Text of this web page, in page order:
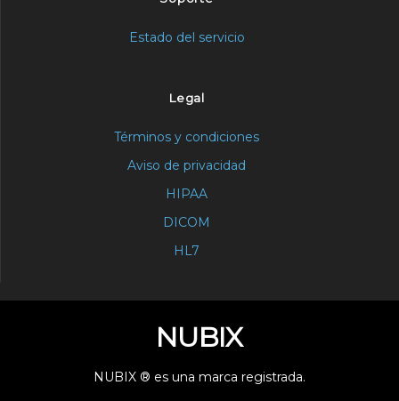
Estado del servicio
Legal
Términos y condiciones
Aviso de privacidad
HIPAA
DICOM
HL7
NUBIX
NUBIX ® es una marca registrada.